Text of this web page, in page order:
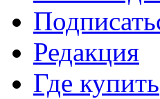
Редакция
Где купить